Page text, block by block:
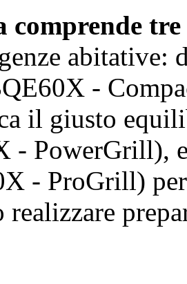
comprende
abitative:
-
il giusto
- PowerGrill),
- ProGrill)
realizzare